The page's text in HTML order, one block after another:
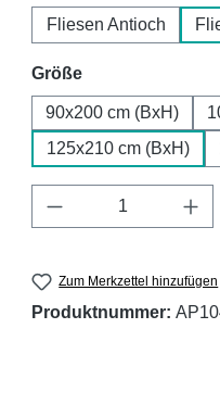
Fliesen Antioch
Größeauswählen
90x200 cm (BxH)
125x210 cm (BxH)
Produkt
Zum Merkzettel hinzufügen
Produktnummer: